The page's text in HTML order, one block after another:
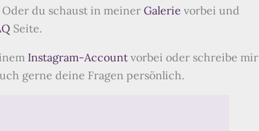
du schaust in meiner Galerie vorbei und
Seite.
Instagram-Accountvorbei oder schreibe mir
gerne deine Fragen persönlich.